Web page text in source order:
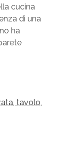
cucina
di una
ha